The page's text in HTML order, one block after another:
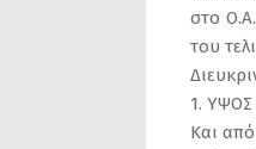
στο
του
1. ΥΨΟΣ
Και